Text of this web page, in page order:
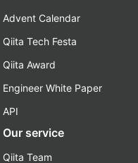
Advent Calendar
Qiita Tech Festa
Qiita Award
Engineer White Paper
API
Our service
Qiita Team